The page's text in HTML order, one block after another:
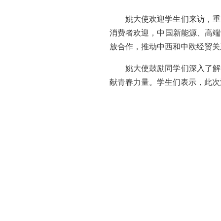
姚大使欢迎学生们来访，
消费者欢迎，中国新能源、高
放合作，推动中西和中欧经贸
姚大使鼓励同学们深入了
献青春力量。学生们表示，此